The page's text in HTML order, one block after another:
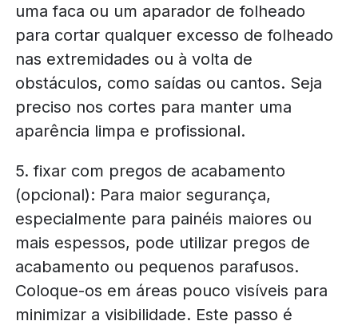
uma faca ou um aparador de folheado
para cortar qualquer excesso de folheado
nas extremidades ou à volta de
obstáculos, como saídas ou cantos. Seja
preciso nos cortes para manter uma
aparência limpa e profissional.
5. fixar com pregos de acabamento
(opcional): Para maior segurança,
especialmente para painéis maiores ou
mais espessos, pode utilizar pregos de
acabamento ou pequenos parafusos.
Coloque-os em áreas pouco visíveis para
minimizar a visibilidade. Este passo é